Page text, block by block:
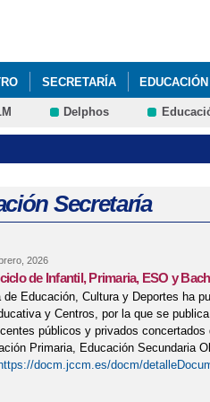
SECRETARÍA EDUCACIÓN
Delphos
Secretaría
2026
de Infantil, Primaria, ESO y
de Educación, Cultura y Deportes ha
y Centros, por la que se
públicos y privados
Primaria, Educación Secundaria
https://docm.jccm.es/docm/